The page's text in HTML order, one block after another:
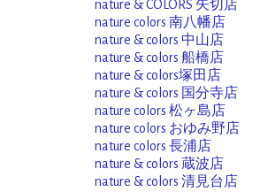
nature & COLORS 矢切店
nature colors 南八幡店
nature & colors 中山店
nature & colors 船橋店
nature & colors塚田店
nature & colors 国分寺店
nature colors 松ヶ島店
nature colors おゆみ野店
nature colors 長浦店
nature & colors 蔵波店
nature & colors 清見台店